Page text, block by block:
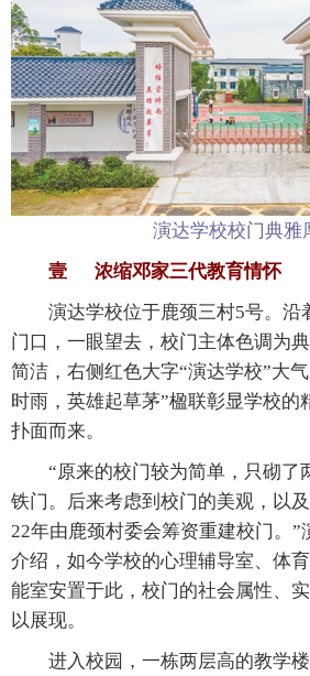
演达学校校门典雅
壹 浓缩邓家三代教育情怀
演达学校位于鹿颈三村5号。沿
门口，一眼望去，校门主体色调为
简洁，右侧红色大字“演达学校”大
时雨，英雄起草茅”楹联彰显学校的
扑面而来。
“原来的校门较为简单，只砌了
铁门。后来考虑到校门的美观，以
22年由鹿颈村委会筹资重建校门。”
介绍，如今学校的心理辅导室、体
能室安置于此，校门的社会属性、
以展现。
进入校园，一栋两层高的教学楼